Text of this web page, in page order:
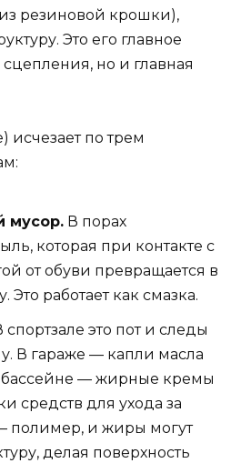
резиновой крошки),
Это его главное
но и главная
исчезает по трем
мусор. В порах
которая при контакте с
от обуви превращается в
Это работает как смазка.
спортзале это пот и следы
В гараже — капли масла
бассейне — жирные кремы
средств для ухода за
полимер, и жиры могут
делая поверхность